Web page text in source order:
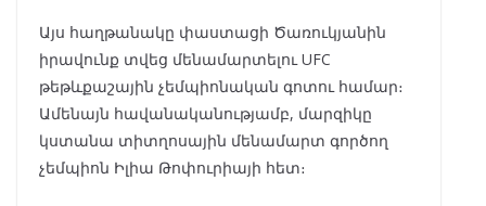
Այս հաղթանակը փաստացի Ծառուկյանին
իրավունք տվեց մենամարտելու UFC
թեթևքաշային չեմպիոնական գոտու համար։
Ամենայն հավանականությամբ, մարզիկը
կստանա տիտղոսային մենամարտ գործող
չեմպիոն Իլիա Թոփուրիայի հետ։